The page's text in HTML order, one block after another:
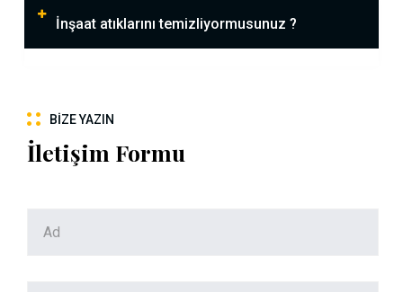
İnşaat atıklarını temizliyormusunuz ?
BIZE YAZIN
İletişim Formu